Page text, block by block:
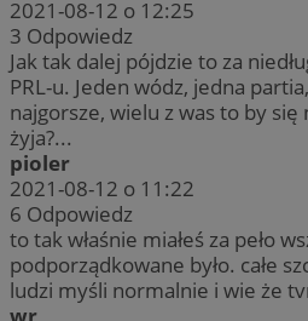
2021-08-12 o 12:25
3 Odpowiedz
Jak tak dalej pójdzie to za
PRL-u. Jeden wódz, jedna
najgorsze, wielu z was to by
żyja?...
pioler
2021-08-12 o 11:22
6 Odpowiedz
to tak właśnie miałeś za peło
podporządkowane było. całe
ludzi myśli normalnie i wie że
wr